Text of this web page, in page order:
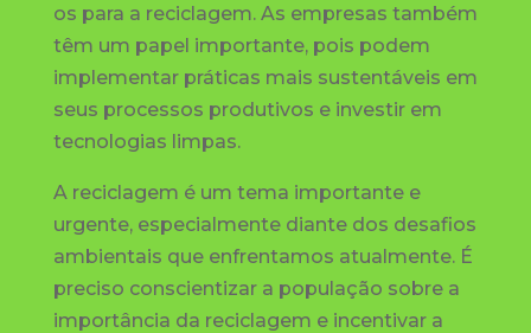
os para a reciclagem. As empresas também
têm um papel importante, pois podem
implementar práticas mais sustentáveis em
seus processos produtivos e investir em
tecnologias limpas.
A reciclagem é um tema importante e
urgente, especialmente diante dos desafios
ambientais que enfrentamos atualmente. É
preciso conscientizar a população sobre a
importância da reciclagem e incentivar a